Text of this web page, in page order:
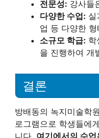
전문성: 강사들
다양한 수업: 실
업 등 다양한
소규모 학급: 학
을 진행하여 개
결론
방배동의 녹지미술학
로그램으로 학생들에
니다. 여기에서의 수